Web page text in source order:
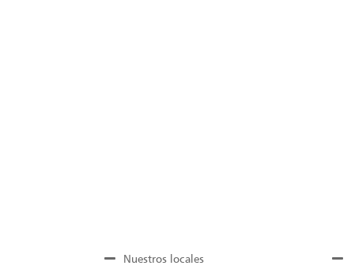
Nuestros locales